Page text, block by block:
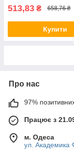
513,83 ₴ 658,76 ₴
Купити
Про нас
97% позитивних
Працює з
м. Одеса
ул. Академика